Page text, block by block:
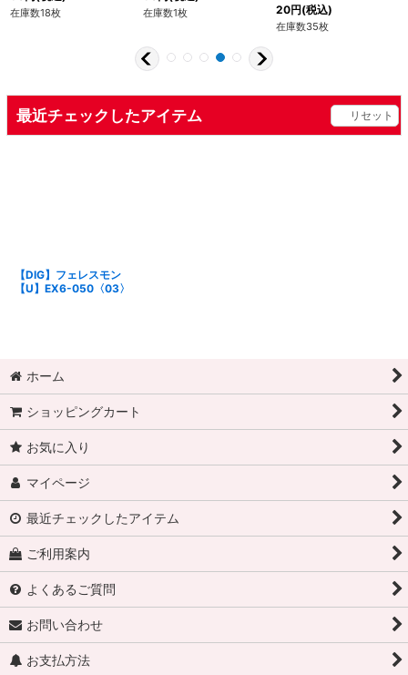
在庫数18枚 在庫数1枚 20円(税込)
在庫数35枚
最近チェックしたアイテム リセット
【DIG】フェレスモン
【U】EX6-050〈03〉
ホーム
ショッピングカート
お気に入り
マイページ
最近チェックしたアイテム
ご利用案内
よくあるご質問
お問い合わせ
お支払方法